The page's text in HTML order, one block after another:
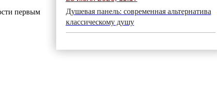
первым
Душевая панель: современная альтернатива
классическому душу